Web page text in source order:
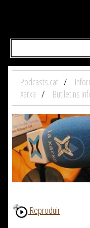
Podcasts.cat
Xarxa
Butlletins
Reproduir